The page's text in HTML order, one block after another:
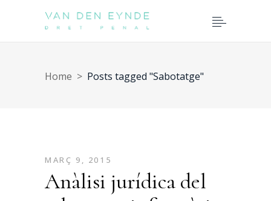
Home > Posts tagged "Sabotatge"
MARÇ 9, 2015
Anàlisi jurídica del